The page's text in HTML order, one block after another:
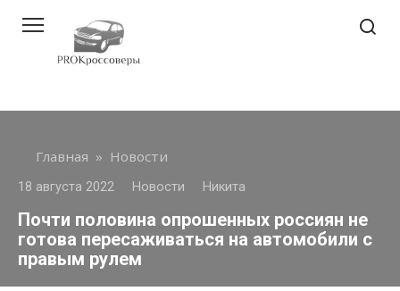
контенту
Главная » Новости
18 августа 2022 Новости Никита
Почти половина опрошенных россиян не
готова пересаживаться на автомобили с
правым рулем